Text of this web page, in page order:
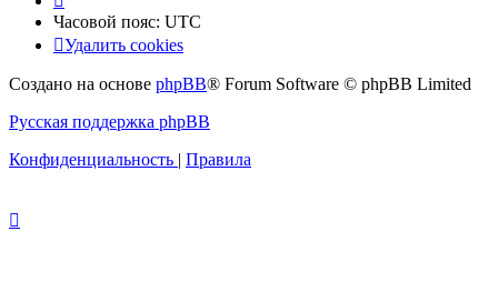
Часовой пояс: UTC
Удалить cookies
Создано на основе phpBB® Forum Software © phpBB Limited
Русская поддержка phpBB
Конфиденциальность | Правила